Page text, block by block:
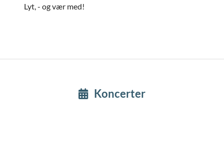
Lyt, - og vær med!
Koncerter